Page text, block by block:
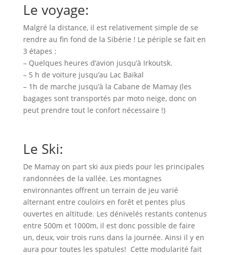
Le voyage:
Malgré la distance, il est relativement simple de se
rendre au fin fond de la Sibérie ! Le périple se fait en
3 étapes :
– Quelques heures d’avion jusqu’à Irkoutsk.
– 5 h de voiture jusqu’au Lac Baïkal
– 1h de marche jusqu’à la Cabane de Mamay (les
bagages sont transportés par moto neige, donc on
peut prendre tout le confort nécessaire !)
Le Ski:
De Mamay on part ski aux pieds pour les principales
randonnées de la vallée. Les montagnes
environnantes offrent un terrain de jeu varié
alternant entre couloirs en forêt et pentes plus
ouvertes en altitude. Les dénivelés restants contenus
entre 500m et 1000m, il est donc possible de faire
un, deux, voir trois runs dans la journée. Ainsi il y en
aura pour toutes les spatules! Cette modularité fait